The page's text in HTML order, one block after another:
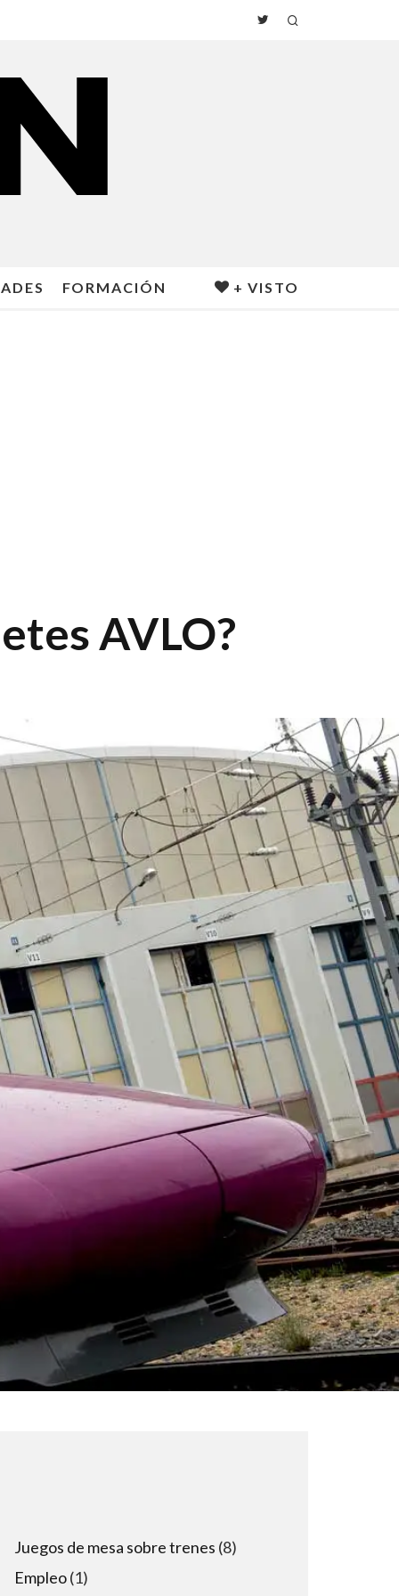
FORMACIÓN + VISTO
AVLO?
Juegos de mesa sobre trenes 88
Empleo 11